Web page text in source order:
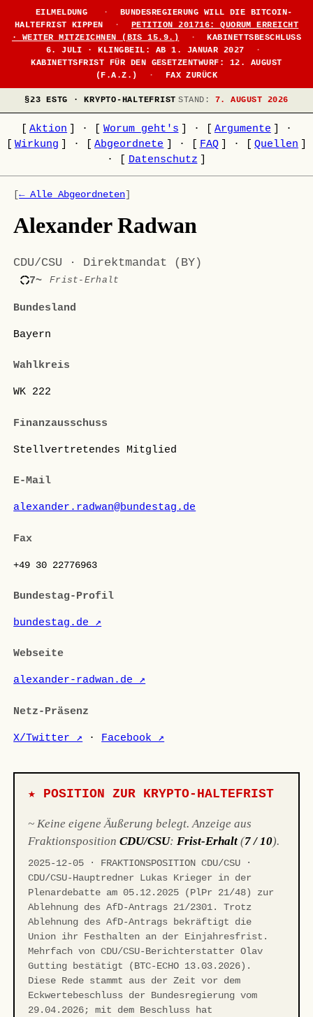
EILMELDUNG ·
BUNDESREGIERUNG WILL DIE BITCOIN-
HALTEFRIST KIPPEN
·
PETITION 201716: QUORUM ERREICHT
· WEITER MITZEICHNEN (BIS 15.9.)
·
KABINETTSBESCHLUSS
6. JULI · KLINGBEIL: AB 1. JANUAR 2027
·
KABINETTSFRIST FÜR DEN GESETZENTWURF: 12. AUGUST
(F.A.Z.)
· FAX ZURÜCK
§23 ESTG · KRYPTO-HALTEFRIST STAND: 7. AUGUST 2026
Aktion · Worum geht's · Argumente
·
Wirkung · Abgeordnete · FAQ · Quellen
·
Datenschutz
[← Alle Abgeordneten]
Alexander Radwan
CDU/CSU · Direktmandat (BY)
7~ Frist-Erhalt
Bundesland
Bayern
Wahlkreis
WK 222
Finanzausschuss
Stellvertretendes Mitglied
E-Mail
alexander.radwan@bundestag.de
Fax
+49 30 22776963
Bundestag-Profil
bundestag.de ↗
Webseite
alexander-radwan.de ↗
Netz-Präsenz
X/Twitter ↗ · Facebook ↗
★ POSITION ZUR KRYPTO-HALTEFRIST
~ Keine eigene Äußerung belegt. Anzeige aus
FraktionspositionCDU/CSU:Frist-Erhalt (7 / 10).
2025-12-05 · FRAKTIONSPOSITION CDU/CSU ·
CDU/CSU-Hauptredner Lukas Krieger in der
Plenardebatte am 05.12.2025 (PlPr 21/48) zur
Ablehnung des AfD-Antrags 21/2301. Trotz
Ablehnung des AfD-Antrags bekräftigt die
Union ihr Festhalten an der Einjahresfrist.
Mehrfach von CDU/CSU-Berichterstatter Olav
Gutting bestätigt (BTC-ECHO 13.03.2026).
Diese Rede stammt aus der Zeit vor dem
Eckwertebeschluss der Bundesregierung vom
29.04.2026; mit dem Beschluss hat